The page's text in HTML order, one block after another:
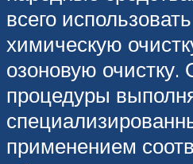
всего
химическую
озоновую очистку.
процедуры
применением